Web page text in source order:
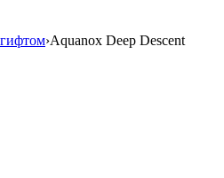
›Aquanox Deep Descent